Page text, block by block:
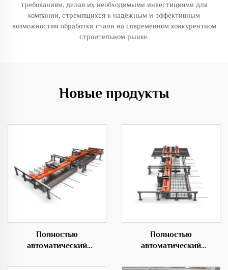
требованиям, делая их необходимыми инвестициями для
компаний, стремящихся к надёжным и эффективным
возможностям обработки стали на современном конкурентном
строительном рынке.
Новые продукты
Полностью
автоматический
гибки 50C
Полностью
автоматический
гибочный центр 50D